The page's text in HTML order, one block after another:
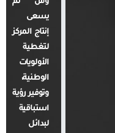
يسعى
إنتاج المركز
لتغطية
الأولويات
الوطنية،
وتوفير رؤية
استباقية
لبدائل